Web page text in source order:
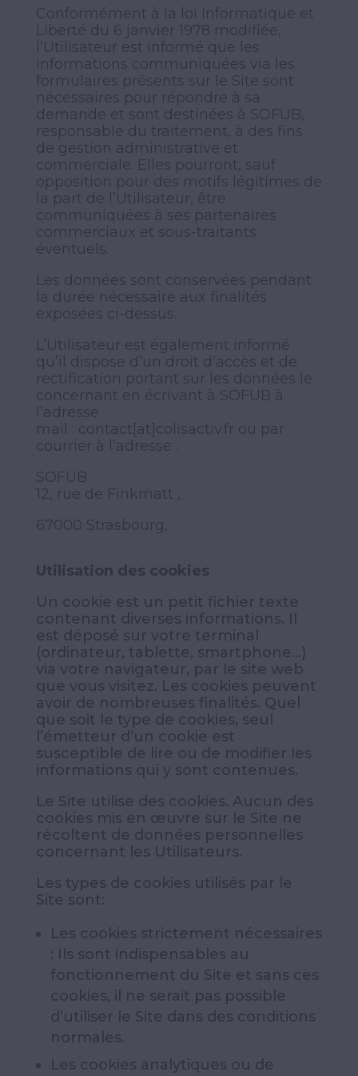
Conformément à la loi Informatique et
Liberté du 6 janvier 1978 modifiée,
l’Utilisateur est informé que les
informations communiquées via les
formulaires présents sur le Site sont
nécessaires pour répondre à sa
demande et sont destinées à SOFUB,
responsable du traitement, à des fins
de gestion administrative et
commerciale. Elles pourront, sauf
opposition pour des motifs légitimes de
la part de l’Utilisateur, être
communiquées à ses partenaires
commerciaux et sous-traitants
éventuels.
Les données sont conservées pendant
la durée nécessaire aux finalités
exposées ci-dessus.
L’Utilisateur est également informé
qu’il dispose d’un droit d’accès et de
rectification portant sur les données le
concernant en écrivant à SOFUB à
l’adresse
mail : contact[at]colisactiv.fr ou par
courrier à l’adresse :
SOFUB
12, rue de Finkmatt ,
67000 Strasbourg,
Utilisation des cookies
Un cookie est un petit fichier texte
contenant diverses informations. Il
est déposé sur votre terminal
(ordinateur, tablette, smartphone…)
via votre navigateur, par le site web
que vous visitez. Les cookies peuvent
avoir de nombreuses finalités. Quel
que soit le type de cookies, seul
l’émetteur d’un cookie est
susceptible de lire ou de modifier les
informations qui y sont contenues.
Le Site utilise des cookies. Aucun des
cookies mis en œuvre sur le Site ne
récoltent de données personnelles
concernant les Utilisateurs.
Les types de cookies utilisés par le
Site sont:
Les cookies strictement nécessaires
: Ils sont indispensables au
fonctionnement du Site et sans ces
cookies, il ne serait pas possible
d’utiliser le Site dans des conditions
normales.
Les cookies analytiques ou de